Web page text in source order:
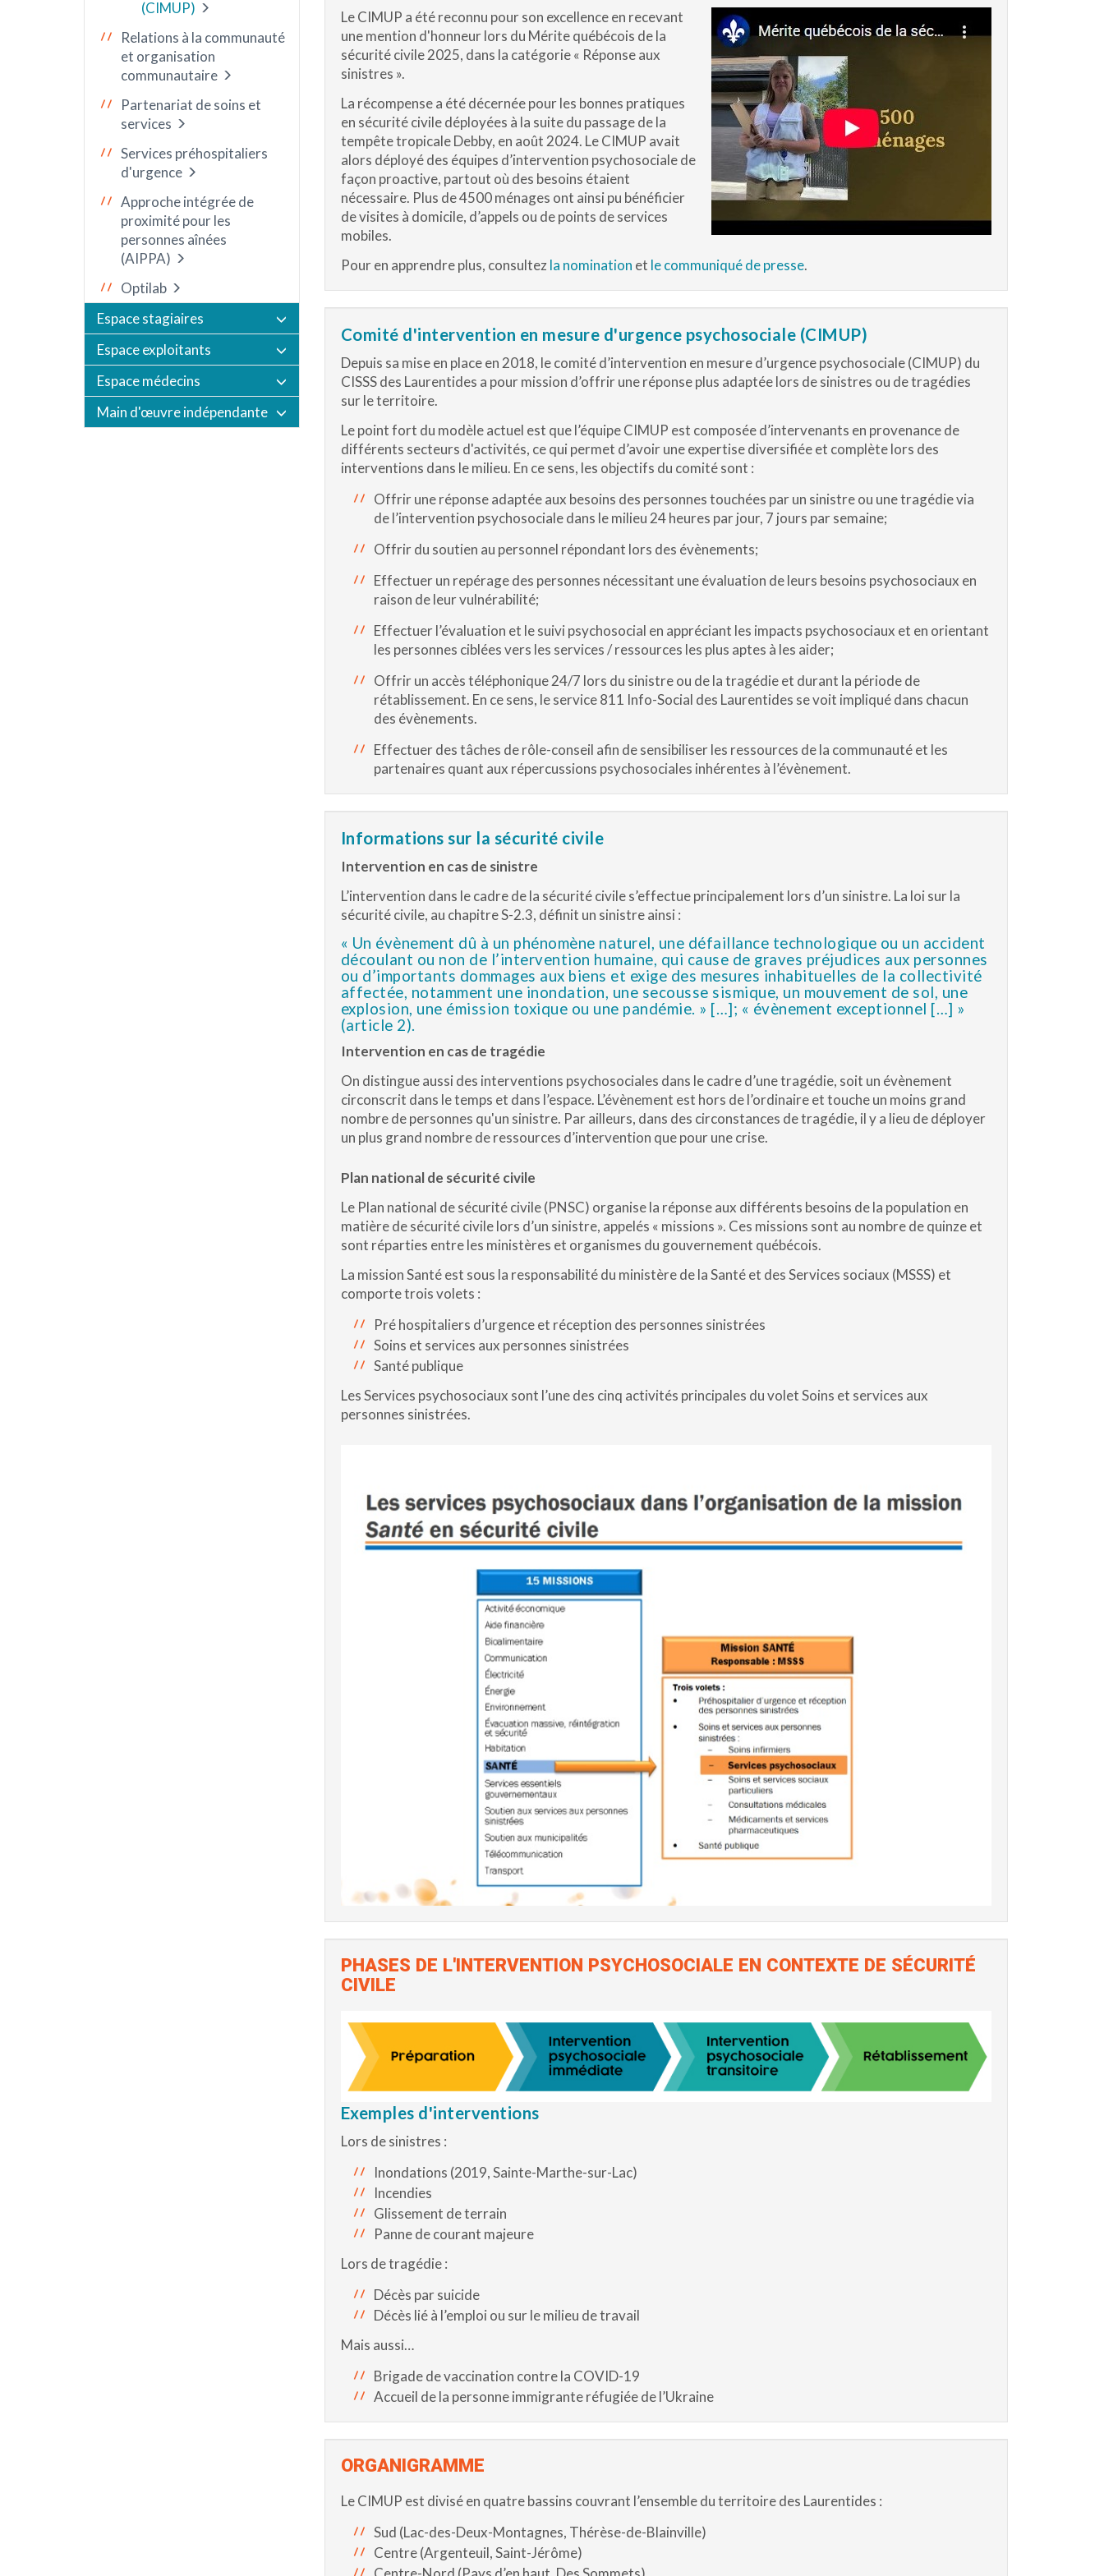
(CIMUP)
Relations à la communauté
et organisation
communautaire
Partenariat de soins et
services
Services préhospitaliers
d'urgence
Approche intégrée de
proximité pour les
personnes aînées
(AIPPA)
Optilab
Espace stagiaires
Espace exploitants
Espace médecins
Main d'œuvre indépendante
Le CIMUP a été reconnu pour son excellence en recevant
une mention d'honneur lors du Mérite québécois de la
sécurité civile 2025, dans la catégorie « Réponse aux
sinistres ».
La récompense a été décernée pour les bonnes pratiques
en sécurité civile déployées à la suite du passage de la
tempête tropicale Debby, en août 2024. Le CIMUP avait
alors déployé des équipes d’intervention psychosociale de
façon proactive, partout où des besoins étaient
nécessaire. Plus de 4500 ménages ont ainsi pu bénéficier
de visites à domicile, d’appels ou de points de services
mobiles.
Pour en apprendre plus, consultezla nomination et le communiqué de presse.
Comité d'intervention en mesure d'urgence psychosociale (CIMUP)
Depuis sa mise en place en 2018, le comité d’intervention en mesure d’urgence psychosociale (CIMUP) du
CISSS des Laurentides a pour mission d’offrir une réponse plus adaptée lors de sinistres ou de tragédies
sur le territoire.
Le point fort du modèle actuel est que l’équipe CIMUP est composée d’intervenants en provenance de
différents secteurs d'activités, ce qui permet d’avoir une expertise diversifiée et complète lors des
interventions dans le milieu. En ce sens, les objectifs du comité sont :
Offrir une réponse adaptée aux besoins des personnes touchées par un sinistre ou une tragédie via
de l’intervention psychosociale dans le milieu 24 heures par jour, 7 jours par semaine;
Offrir du soutien au personnel répondant lors des évènements;
Effectuer un repérage des personnes nécessitant une évaluation de leurs besoins psychosociaux en
raison de leur vulnérabilité;
Effectuer l’évaluation et le suivi psychosocial en appréciant les impacts psychosociaux et en orientant
les personnes ciblées vers les services / ressources les plus aptes à les aider;
Offrir un accès téléphonique 24/7 lors du sinistre ou de la tragédie et durant la période de
rétablissement. En ce sens, le service 811 Info-Social des Laurentides se voit impliqué dans chacun
des évènements.
Effectuer des tâches de rôle-conseil afin de sensibiliser les ressources de la communauté et les
partenaires quant aux répercussions psychosociales inhérentes à l’évènement.
Informations sur la sécurité civile
Intervention en cas de sinistre
L’intervention dans le cadre de la sécurité civile s’effectue principalement lors d’un sinistre. La loi sur la
sécurité civile, au chapitre S-2.3, définit un sinistre ainsi :
« Un évènement dû à un phénomène naturel, une défaillance technologique ou un accident
découlant ou non de l’intervention humaine, qui cause de graves préjudices aux personnes
ou d’importants dommages aux biens et exige des mesures inhabituelles de la collectivité
affectée, notamment une inondation, une secousse sismique, un mouvement de sol, une
explosion, une émission toxique ou une pandémie. » […]; « évènement exceptionnel […] »
(article 2).
Intervention en cas de tragédie
On distingue aussi des interventions psychosociales dans le cadre d’une tragédie, soit un évènement
circonscrit dans le temps et dans l’espace. L’évènement est hors de l’ordinaire et touche un moins grand
nombre de personnes qu'un sinistre. Par ailleurs, dans des circonstances de tragédie, il y a lieu de déployer
un plus grand nombre de ressources d’intervention que pour une crise.
Plan national de sécurité civile
Le Plan national de sécurité civile (PNSC) organise la réponse aux différents besoins de la population en
matière de sécurité civile lors d’un sinistre, appelés « missions ». Ces missions sont au nombre de quinze et
sont réparties entre les ministères et organismes du gouvernement québécois.
La mission Santé est sous la responsabilité du ministère de la Santé et des Services sociaux (MSSS) et
comporte trois volets :
Pré hospitaliers d’urgence et réception des personnes sinistrées
Soins et services aux personnes sinistrées
Santé publique
Les Services psychosociaux sont l’une des cinq activités principales du volet Soins et services aux
personnes sinistrées.
PHASES DE L'INTERVENTION PSYCHOSOCIALE EN CONTEXTE DE SÉCURITÉ
CIVILE
Exemples d'interventions
Lors de sinistres :
Inondations (2019, Sainte-Marthe-sur-Lac)
Incendies
Glissement de terrain
Panne de courant majeure
Lors de tragédie :
Décès par suicide
Décès lié à l’emploi ou sur le milieu de travail
Mais aussi…
Brigade de vaccination contre la COVID-19
Accueil de la personne immigrante réfugiée de l’Ukraine
ORGANIGRAMME
Le CIMUP est divisé en quatre bassins couvrant l’ensemble du territoire des Laurentides :
Sud (Lac-des-Deux-Montagnes, Thérèse-de-Blainville)
Centre (Argenteuil, Saint-Jérôme)